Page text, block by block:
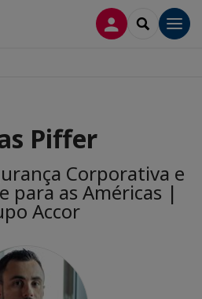
CONEXÃOSEARCH
Piffer
Corporativa e
para as Américas |
Accor